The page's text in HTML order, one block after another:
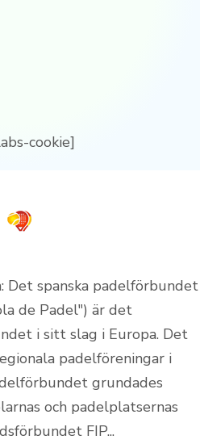
cookie]
Det spanska padelförbundet
de Padel") är det
i sitt slag i Europa. Det
padelföreningar i
grundades
och padelplatsernas
FIP...